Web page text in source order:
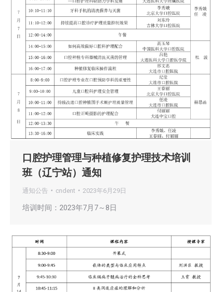
口腔护理管理与种植修复护理技术培训
班（辽宁站）通知
通知公告 cndent 2023年6月29日
培训时间：2023年7月7～8日